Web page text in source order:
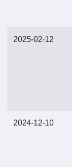
2025-02-12
2024-12-10